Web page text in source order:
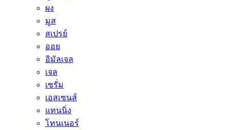
ผง
มูส
สเปรย์
ออย
อิมัลเจล
เจล
เซรั่ม
เอสเซนส์
แทนนิ่ง
โทนเนอร์